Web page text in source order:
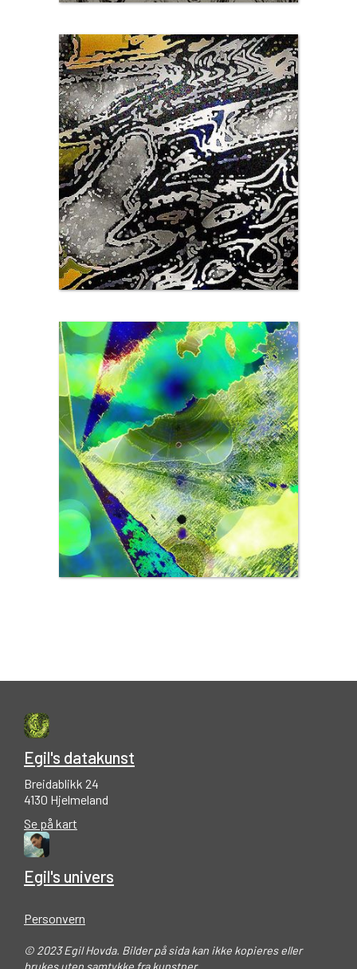
Egil's datakunst
Breidablikk 24
4130 Hjelmeland
Se på kart
Egil's univers
Personvern
© 2023 Egil Hovda. Bilder på sida kan ikke kopieres eller
brukes uten samtykke fra kunstner.